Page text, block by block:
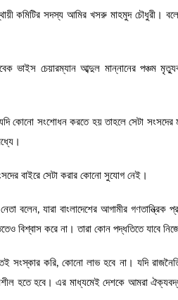
কমিটির সদস্য আমির খসরু মাহমুদ চৌধুরী।
ভাইস চেয়ারম্যান আব্দুল মান্নানের পঞ্চম
কোনো সংশোধন করতে হয় তাহলে সেটা সংসদের
বাইরে সেটা করার কোনো সুযোগ নেই।
বলেন, যারা বাংলাদেশের আগামীর গণতান্ত্রিক
বিশ্বাস করে না। তারা কোন পদ্ধতিতে যাবে
সংস্কার করি, কোনো লাভ হবে না। যদি
হতে হবে। এর মাধ্যমেই দেশকে আমরা